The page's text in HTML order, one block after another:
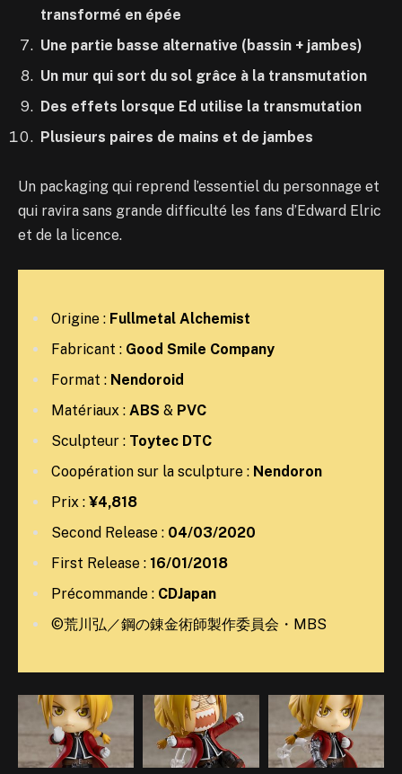
transformé en épée
Une partie basse alternative (bassin + jambes)
Un mur qui sort du sol grâce à la transmutation
Des effets lorsque Ed utilise la transmutation
Plusieurs paires de mains et de jambes
Un packaging qui reprend l’essentiel du personnage et
qui ravira sans grande difficulté les fans d’Edward Elric
et de la licence.
Origine : Fullmetal Alchemist
Fabricant : Good Smile Company
Format : Nendoroid
Matériaux : ABS & PVC
Sculpteur : Toytec DTC
Coopération sur la sculpture : Nendoron
Prix : ¥4,818
Second Release : 04/03/2020
First Release : 16/01/2018
Précommande : CDJapan
©荒川弘／鋼の錬金術師製作委員会・MBS